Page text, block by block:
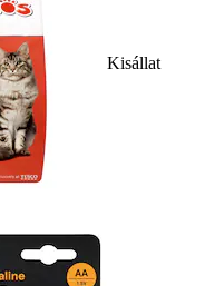
Kisállat